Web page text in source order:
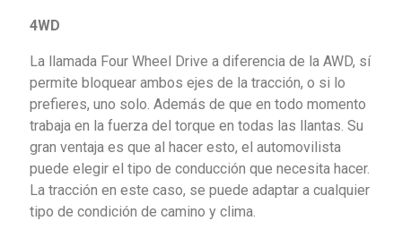
4WD
La llamada Four Wheel Drive a diferencia de la AWD, sí
permite bloquear ambos ejes de la tracción, o si lo
prefieres, uno solo. Además de que en todo momento
trabaja en la fuerza del torque en todas las llantas. Su
gran ventaja es que al hacer esto, el automovilista
puede elegir el tipo de conducción que necesita hacer.
La tracción en este caso, se puede adaptar a cualquier
tipo de condición de camino y clima.